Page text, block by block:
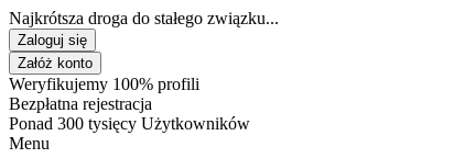
Najkrótsza droga do stałego związku...
Zaloguj się
Załóż konto
Weryfikujemy 100% profili
Bezpłatna rejestracja
Ponad 300 tysięcy Użytkowników
Menu